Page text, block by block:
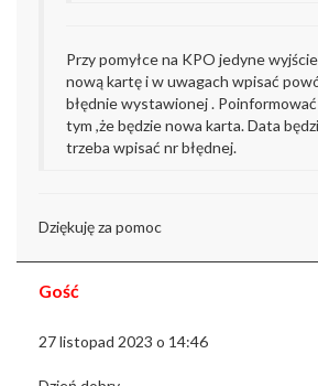
Przy pomyłce na KPO jedyne
nową kartę i w uwagach wpisać
błędnie wystawionej . Poinformować
tym ,że będzie nowa karta. Data
trzeba wpisać nr błędnej.
Dziękuję za pomoc
Gość
27 listopad 2023 o 14:46